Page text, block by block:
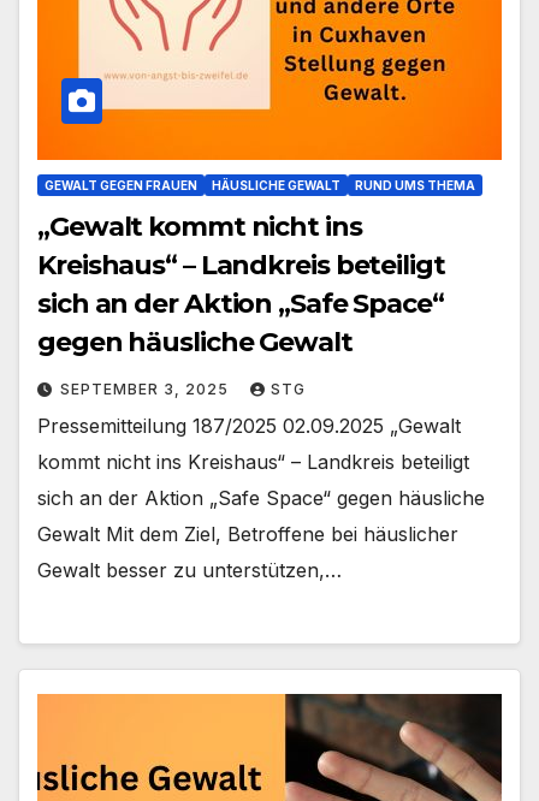
GEWALT GEGEN FRAUEN HÄUSLICHE GEWALT RUND UMS THEMA
„Gewalt kommt nicht ins
Kreishaus“ – Landkreis beteiligt
sich an der Aktion „Safe Space“
gegen häusliche Gewalt
SEPTEMBER 3, 2025 STG
Pressemitteilung 187/2025 02.09.2025 „Gewalt
kommt nicht ins Kreishaus“ – Landkreis beteiligt
sich an der Aktion „Safe Space“ gegen häusliche
Gewalt Mit dem Ziel, Betroffene bei häuslicher
Gewalt besser zu unterstützen,…